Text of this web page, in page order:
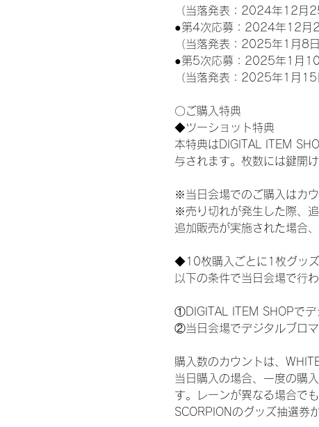
（当落発表：2024年12月
●第4次応募：2024年12
（当落発表：2025年1月8
●第5次応募：2025年1月
（当落発表：2025年1月
〇ご購入特典
◆ツーショット特典
本特典はDIGITAL ITEM
与されます。枚数には鍵開
※当日会場でのご購入はカウ
※売り切れが発生した際、
追加販売が実施された場合
◆10枚購入ごとに1枚グッ
以下の条件で当日会場で行
①DIGITAL ITEM SHOPでデ
②当日会場でデジタルブロ
購入数のカウントは、
当日購入の場合、一度の購
す。レーンが異なる場合で
SCORPIONのグッズ抽選券